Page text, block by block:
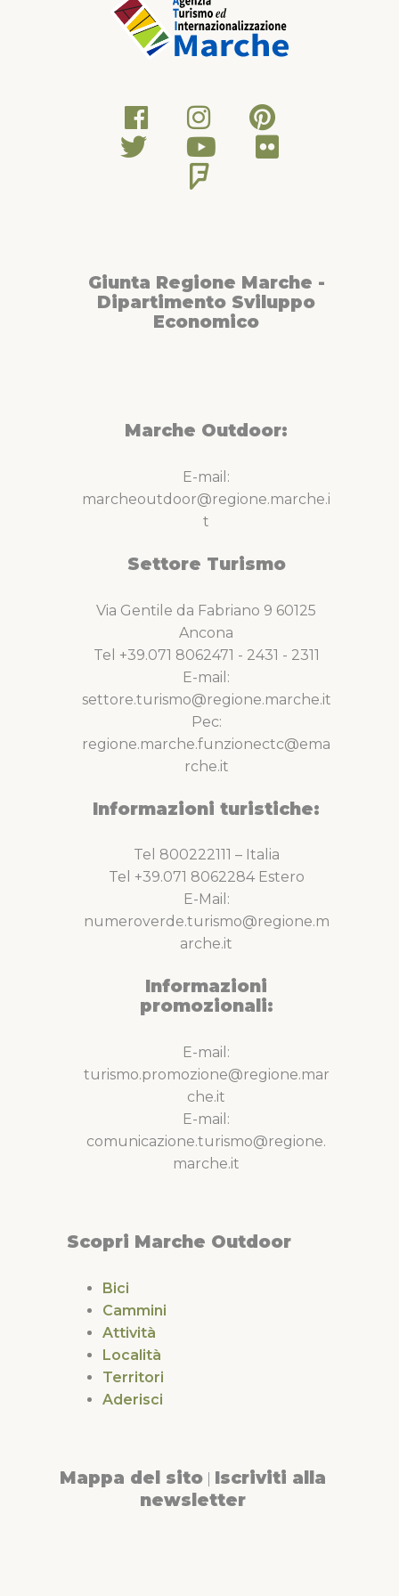
Giunta Regione Marche -
Dipartimento Sviluppo
Economico
Marche Outdoor:
E-mail:
marcheoutdoor@regione.marche.i
t
Settore Turismo
Via Gentile da Fabriano 9 60125
Ancona
Tel +39.071 8062471 - 2431 - 2311
E-mail:
settore.turismo@regione.marche.it
Pec:
regione.marche.funzionectc@ema
rche.it
Informazioni turistiche:
Tel 800222111 – Italia
Tel +39.071 8062284 Estero
E-Mail:
numeroverde.turismo@regione.m
arche.it
Informazioni
promozionali:
E-mail:
turismo.promozione@regione.mar
che.it
E-mail:
comunicazione.turismo@regione.
marche.it
Scopri Marche Outdoor
Bici
Cammini
Attività
Località
Territori
Aderisci
Mappa del sito Iscriviti alla
newsletter